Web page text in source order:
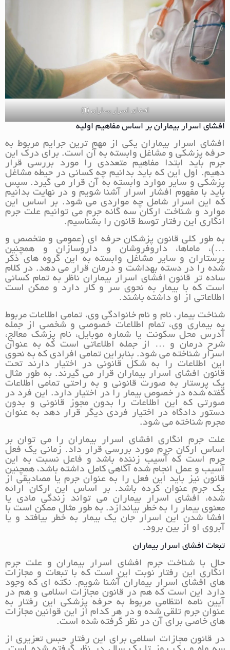
افشای اسرار بیماران (1)
افشای اسرار بیماران بر اساس مفاهیم اولیه
افشای اسرار بیماران یکی از مهم ترین جرایم مربوط به
حرفه پزشکی و مشاغل وابسته به آن است. برای درک این
جرم باید ابتدا مفاهیم متعددی را مورد بررسی قرار
دهیم. اول این که باید بدانیم چه کسانی در حیطه مشاغل
پزشکی و سایر موارد وابسته به آن قرار می گیرد. سپس
باید با مفهوم افشار اسرار آشنا شویم و در نهایت بدانیم
که این اسرار شامل چه مواردی می شود. بر اساس این
موارد و شناخت ارکان سه گانه جرم می توانیم علت جرم
انگاری این رفتار توسط قانون را بشناسیم.
به طور کلی قانون پزشکان حرفه ای (عمومی و متخصص و
…)، ماماها، داروفروشان و داروسازان و همچنین
پرستاران و سایر مشاغل وابسته به این گروه های ذکر
شده را در دسته بهداشت و درمان قرار می دهد. در کلام
ساده تر قانون افشای اسرار بیماران ناظر به تمام کسانی
است که با بیمار به نحوی سر و کار دارد و ممکن است
اطلاعاتی از او داشته باشند.
شناخت بیمار، نام و نام خانوادگی وی، تمامی اطلاعات مربوط
به بیماری وی، تمام اطلاعات خصوصی و شخصی از جمله
آدرس محل سکونت یا شماره موبایل، نام پزشک معالج،
شرح درمان و … از جمله اطلاعاتی است که به عنوان
اسرار شناخته می شود. بنابراین تمامی افرادی که به نحوی
این اطلاعات را به شکل قانونی در اختیار دارند تحت
قانون افشای اسرار بیماران قرار می گیرند. به طور مثال
یک پرستار به صورت قانونی و به راحتی تمامی اطلاعات
گفته شده در خصوص بیمار را در اختیار دارد. این فرد در
صورتی که این اطلاعات را بدون مجوز قانونی و بدون
دستور دادگاه در اختیار فردی دیگر قرار دهد به عنوان
مجرم شناخته می شود.
علت جرم انگاری افشای اسرار بیماران را می توان بر
اساس ارکان جرم مورد بررسی قرار داد. زمانی یک فعل
جرم است که آسیب زننده باشد و فاعل نسبت به این
آسیب و عمل انجام شده آگاهی کامل داشته باشد، همچنین
قانون نیز باید این فعل را به عنوان جرم یا مصادیقی از
یک جرم عنوان کرده باشد. بر اساس این ارکان ارائه
شده، افشای اسرار بیماران می تواند زندگی مادی یا
معنوی بیمار را به خطر بیاندازد. به طور مثال ممکن است با
افشا شدن این اسرار جان یک بیمار به خطر بیافتد و یا
آبروی او از بین برود.
تبعات افشای اسرار بیماران
حال با شناخت جرم افشای اسرار بیماران و علت جرم
انگاری این رفتار نوبت این است که با تبعات و مجازات
های افشای اسرار بیماران آشنا شویم. نکته ای که وجود
دارد این است که هم در قانون مجازات اسلامی و هم در
آیین نامه انتظامی مربوط به حرفه پزشکی این رفتار به
عنوان جرم تلقی شده و در هر کدام از این قوانین مجازات
های خاصی برای آن در نظر گرفته شده است.
در قانون مجازات اسلامی برای این رفتار حبس تعزیری از